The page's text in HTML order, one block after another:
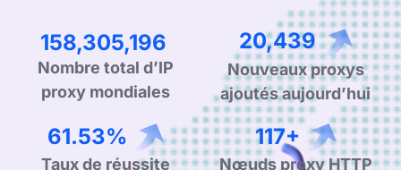
251,392,099
Nombre total d’IP
proxy mondiales
32,696
Nouveaux proxys
ajoutés aujourd’hui
99.44%
Taux de réussite
189+
Nœuds proxy HTTP